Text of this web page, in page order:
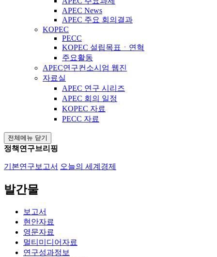
APEC News
APEC 주요 회의결과
KOPEC
PECC
KOPEC 설립목표ㆍ연혁
주요활동
APEC연구컨소시엄 웹진
자료실
APEC 연구 시리즈
APEC 회의 일정
KOPEC 자료
PECC 자료
전체메뉴 닫기
정책연구브리핑
기본연구보고서 오늘의 세계경제
발간물
보고서
현안자료
영문자료
멀티미디어자료
연구성과정보